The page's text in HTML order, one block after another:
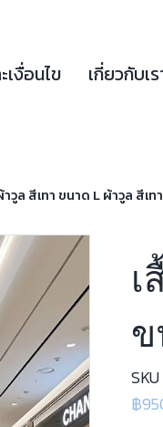
เงื่อนไข เกี่ยวกับเ
วูล สีเทา ขนาด L ผ้าวูล สีเท
เ
ข
฿